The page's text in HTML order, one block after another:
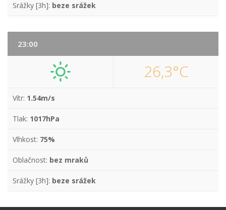
Srážky [3h]: beze srážek
23:00
26,3°C
Vítr: 1.54m/s
Tlak: 1017hPa
Vlhkost: 75%
Oblačnost: bez mraků
Srážky [3h]: beze srážek